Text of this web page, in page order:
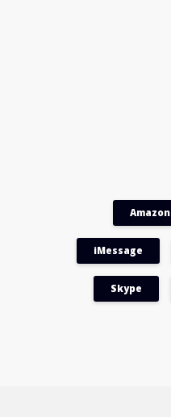
Amazon
iMessage
Skype